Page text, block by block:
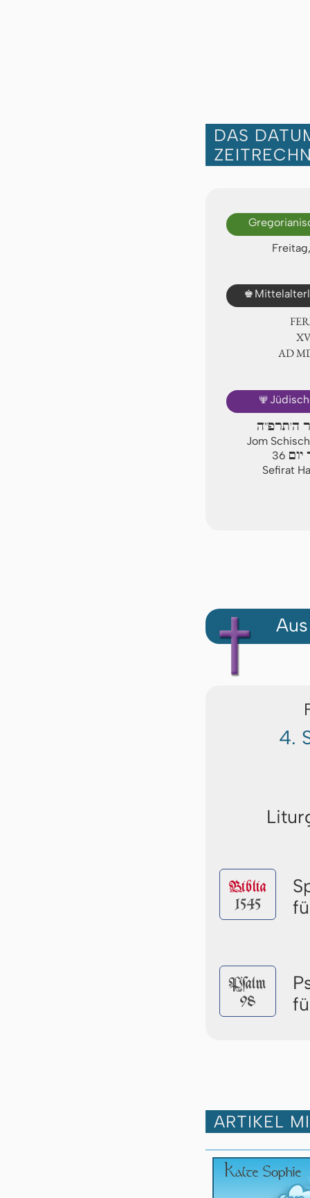
DAS
♚
AD
🕎
ה'תרפ"ה
Jom
36
Sefirat
4.
Biblia
1545
Pſalm
98
ARTIKEL